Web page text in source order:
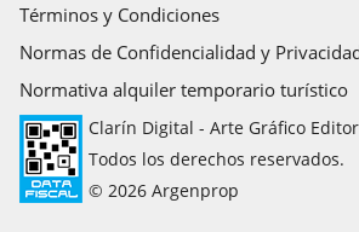
Términos y Condiciones
Normas de Confidencialidad y
Normativa alquiler temporario turístico
Clarín Digital - Arte Gráfico
Todos los derechos reservados.
© 2026 Argenprop